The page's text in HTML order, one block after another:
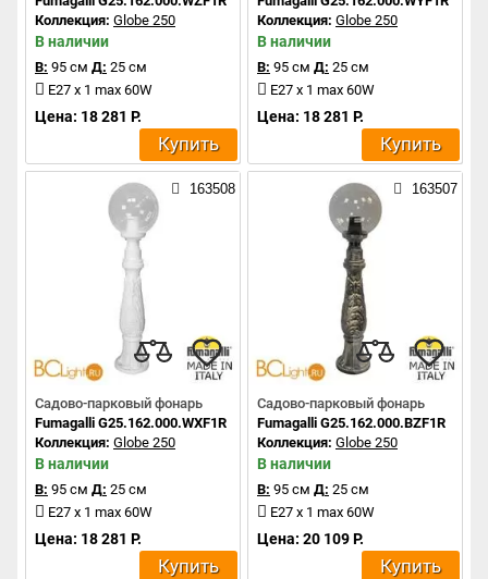
Коллекция: Globe 250
В наличии
В: 95 см Д: 25 см
E27 x 1 max 60W
Цена: 18 281 Р.
Купить
Коллекция: Globe 250
В наличии
В: 95 см Д: 25 см
E27 x 1 max 60W
Цена: 18 281 Р.
Купить
163508
Садово-парковый фонарь
Fumagalli G25.162.000.WXF1R
Коллекция: Globe 250
В наличии
В: 95 см Д: 25 см
E27 x 1 max 60W
Цена: 18 281 Р.
Купить
163507
Садово-парковый фонарь
Fumagalli G25.162.000.BZF1R
Коллекция: Globe 250
В наличии
В: 95 см Д: 25 см
E27 x 1 max 60W
Цена: 20 109 Р.
Купить